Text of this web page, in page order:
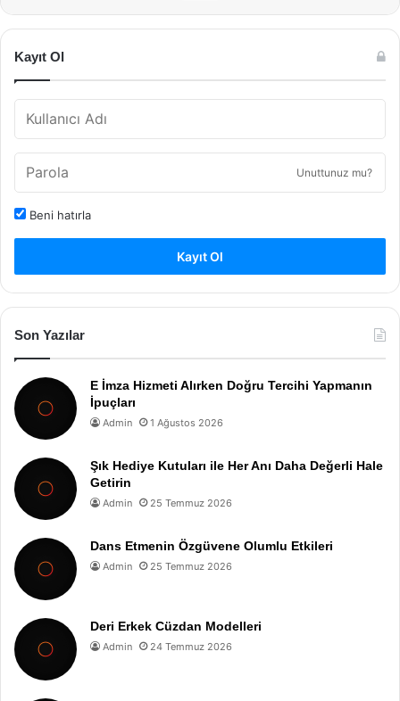
Kayıt Ol
Unuttunuz mu?
Beni hatırla
Kayıt Ol
Son Yazılar
E İmza Hizmeti Alırken Doğru Tercihi Yapmanın
İpuçları
Admin 1 Ağustos 2026
Şık Hediye Kutuları ile Her Anı Daha Değerli Hale
Getirin
Admin 25 Temmuz 2026
Dans Etmenin Özgüvene Olumlu Etkileri
Admin 25 Temmuz 2026
Deri Erkek Cüzdan Modelleri
Admin 24 Temmuz 2026